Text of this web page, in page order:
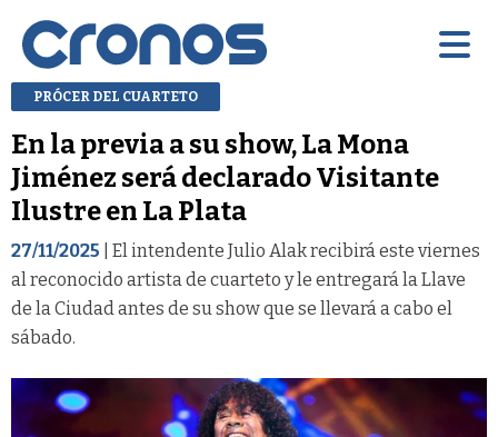
PRÓCER DEL CUARTETO
En la previa a su show, La Mona
Jiménez será declarado Visitante
Ilustre en La Plata
27/11/2025 | El intendente Julio Alak recibirá este viernes
al reconocido artista de cuarteto y le entregará la Llave
de la Ciudad antes de su show que se llevará a cabo el
sábado.